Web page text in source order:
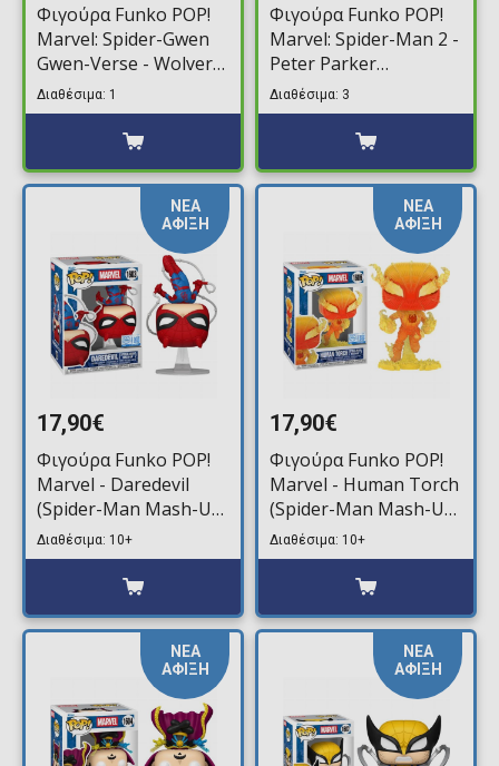
Φιγούρα Funko POP!
Marvel: Spider-Gwen
Gwen-Verse - Wolver-
Gwen #1487
Διαθέσιμα: 1
Φιγούρα Funko POP!
Marvel: Spider-Man 2 -
Peter Parker
(Advanced Suit 2.0)
#971
Διαθέσιμα: 3
ΝΕΑ
ΑΦΙΞΗ
17,90€
Φιγούρα Funko POP!
Marvel - Daredevil
(Spider-Man Mash-Up)
#1603 (Exclusive)
Διαθέσιμα: 10+
ΝΕΑ
ΑΦΙΞΗ
17,90€
Φιγούρα Funko POP!
Marvel - Human Torch
(Spider-Man Mash-Up)
#1606 (Exclusive)
Διαθέσιμα: 10+
ΝΕΑ
ΑΦΙΞΗ
ΝΕΑ
ΑΦΙΞΗ